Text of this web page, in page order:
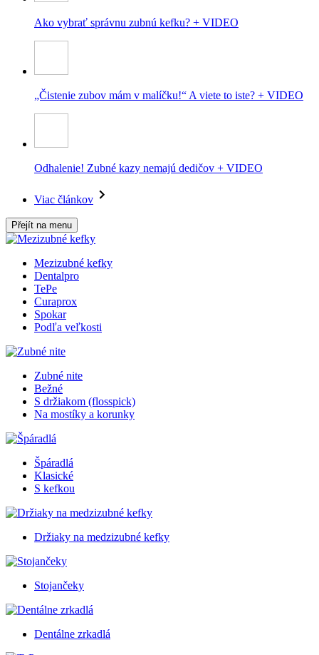
Ako vybrať správnu zubnú kefku? + VIDEO
„Čistenie zubov mám v malíčku!“ A viete to iste? + VIDEO
Odhalenie! Zubné kazy nemajú dedičov + VIDEO
Viac článkov
Přejít na menu
Mezizubné kefky
Dentalpro
TePe
Curaprox
Spokar
Podľa veľkosti
Zubné nite
Bežné
S držiakom (flosspick)
Na mostíky a korunky
Špáradlá
Klasické
S kefkou
Držiaky na medzizubné kefky
Stojančeky
Dentálne zrkadlá